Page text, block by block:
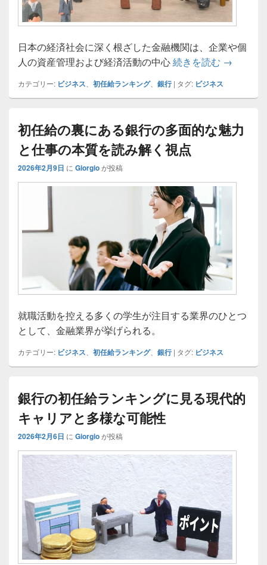
日本の経済社会に深く根ざした金融機関は、企業や個
人の資産管理および経済活動の中心続きを読む 銀行の初
→
カテゴリー: ビジネス 初任給ランキング、 銀行 | タグ: ビジネス
初任給の裏にある銀行の多面的な魅力
と仕事の本質を読み解く視点
2026年2月9日 に Giorgioが投稿
就職活動を控える多くの学生が注目する業界のひとつ
として、金融業界が挙げられる。
カテゴリー: ビジネス 初任給ランキング、 銀行 | タグ: ビジネス
銀行の初任給ランキングに見る現代的
キャリアと多様な可能性
2026年2月6日 に Giorgioが投稿